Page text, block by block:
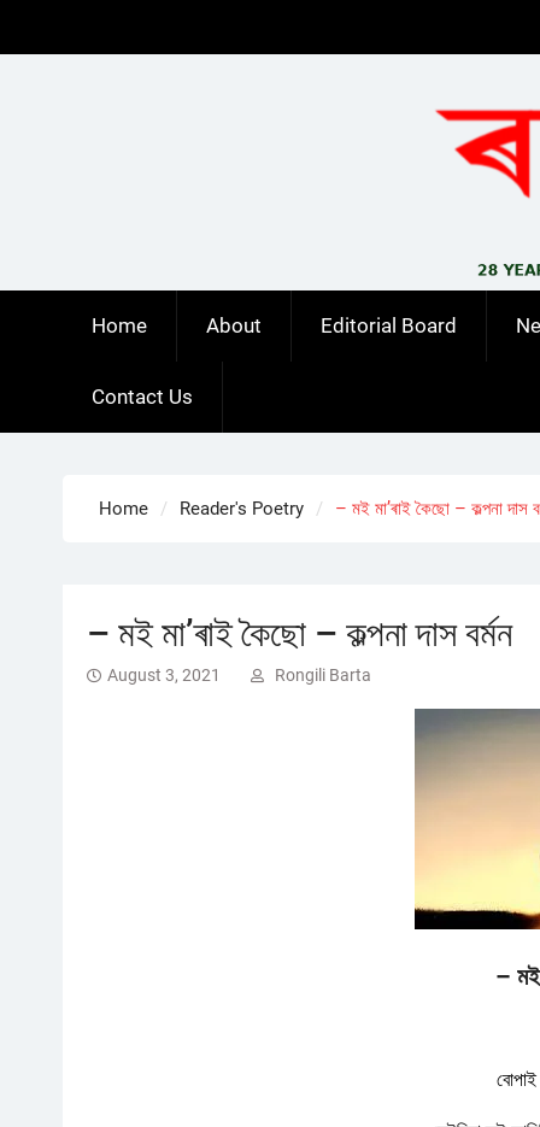
Home About Editorial Board
Contact Us
Home Reader's Poetry – মই মা’ৰাই কৈছো – কল্পনা দাস
– মই মা’ৰাই কৈছো – কল্পনা দাস বৰ্মন
August 3, 2021 Rongili Barta
– মই